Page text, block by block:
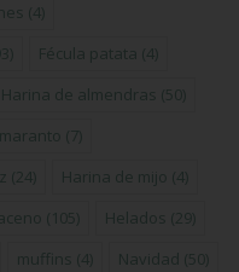
(4)
Fécula patata (4)
Harina de almendras (50)
(7)
(24) Harina de mijo (4)
(105) Helados (29)
muffins (4) Navidad (50)